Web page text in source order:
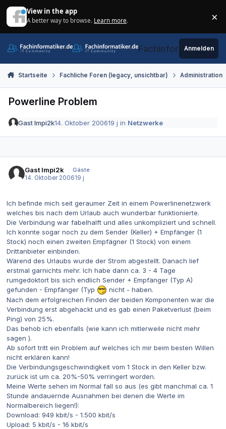
View in the app
A better way to browse. Learn more. ×
Fachinformatiker.de
Anmelden
Startseite Fachliche Foren (legacy, unsichtbar) Administration
Powerline Problem
Gast Impi2k14. Oktober 200619 j in Netzwerke
Gast Impi2k
Gäste
14. Oktober 200619 j
Ich befinde mich seit geraumer Zeit in einem Powerlinenetzwerk
welches bis nach dem Urlaub auch wunderbar funktionierte.
Die Verbindung war fabelhalft und alles unkompliziert und schnell.
Ich konnte sogar noch zu dem Sender (Keller) + Empfänger (1
Stock) noch einen zweiten Empfägner (1 Stock) von einem
Drittanbieter einbinden.
Wärend des Urlaubs wurde der Strom abgestellt. Danach lief
erstmal garnichts mehr. Ich habe dann ca. 3 - 4 Tage
rumgedoktort bis sich endlich Sender + Empfänger (Typ A)
gefunden - Empfänger (Typ
nicht - haben.
Nach dem erfolgreichen Finden der beiden Komponenten war die
Verbindung erst abgehackt und es gab einen Paketverlust (beim
Ping) von 25%.
Das behob ich ebenfalls (wie kann ich mitlerweile nicht mehr
sagen ).
Ab sofort tritt ein Problem auf welches ich mir beim besten Willen
nicht erklären kann!
Die Verbindungsgeschwindigkeit vom 1 Stock in den Keller bzw.
zurück ist um ca. 20%-50% verringert worden.
Meine Werte sehen im Normal fall so aus (es gibt manchmal ca. 1
Stunde andauernde Ausnahmen bei denen die Werte im
Normalbereich liegen!):
Download: 949 kbit/s - 1.500 kbit/s
Upload: 5 kbit/s - 16 kbit/s